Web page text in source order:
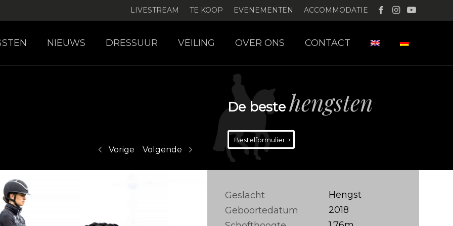
LIVESTREAM TE KOOP EVENEMENTEN ACCOMMODATIE
NIEUWS DRESSUUR VEILING OVER ONS CONTACT
Volgende
Vorige
De beste hengsten
Bestelformulier
Geslacht
Hengst
Geboortedatum
2018